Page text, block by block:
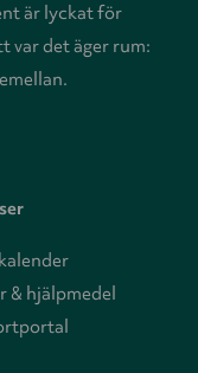
är lyckat för
var det äger rum:
& hjälpmedel